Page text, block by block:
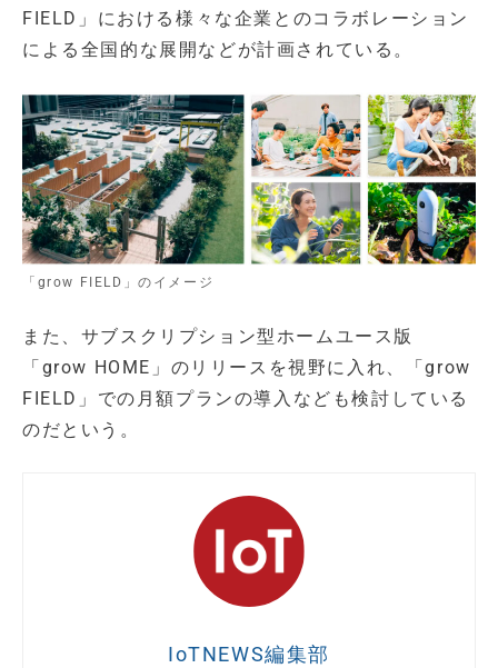
FIELD」における様々な企業とのコラボレーション
による全国的な展開などが計画されている。
「grow FIELD」のイメージ
また、サブスクリプション型ホームユース版
「grow HOME」のリリースを視野に入れ、「grow
FIELD」での月額プランの導入なども検討している
のだという。
IoTNEWS編集部